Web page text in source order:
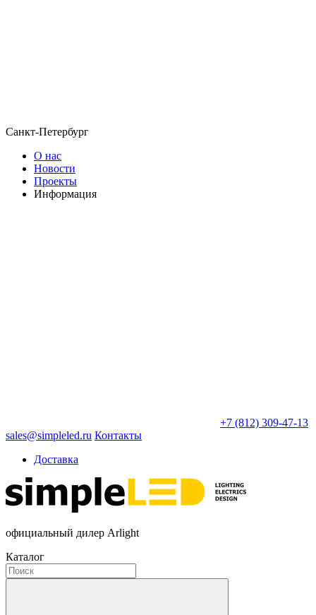
Санкт-Петербург
О нас
Новости
Проекты
Информация
+7 (812) 309-47-13
sales@simpleled.ru Контакты
Доставка
официальный дилер Arlight
Каталог